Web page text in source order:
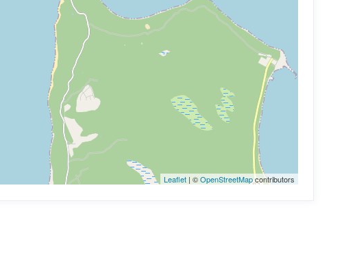
Leaflet| ©OpenStreetMapcontributors